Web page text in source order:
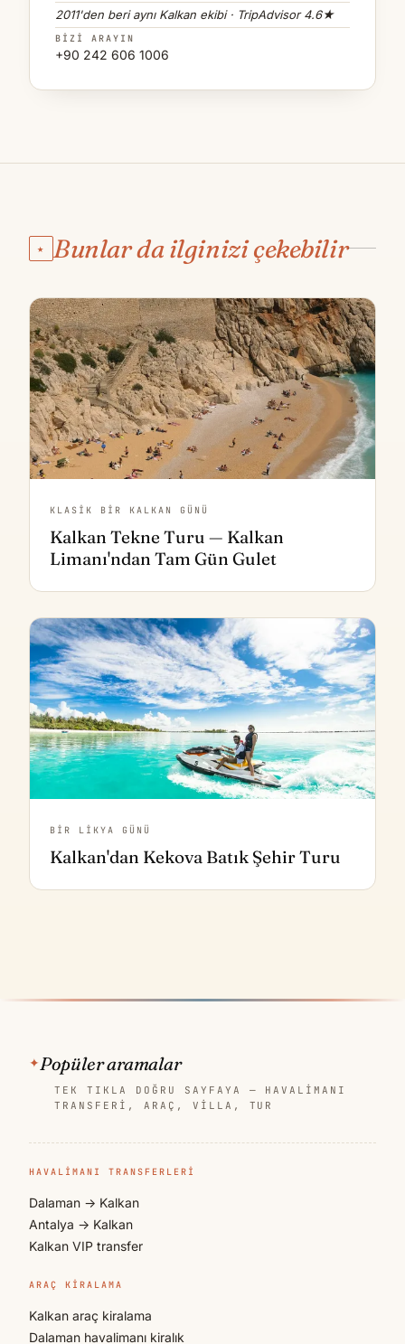
2011'den beri aynı Kalkan ekibi · TripAdvisor 4.6★
BIZI ARAYIN
+90 242 606 1006
★ Bunlar da ilginizi çekebilir
KLASIK BIR KALKAN GÜNÜ
Kalkan Tekne Turu — Kalkan
Limanı'ndan Tam Gün Gulet
BIR LIKYA GÜNÜ
Kalkan'dan Kekova Batık Şehir Turu
Popüler aramalar
TEK TIKLA DOĞRU SAYFAYA — HAVALIMANI
TRANSFERI, ARAÇ, VILLA, TUR
HAVALIMANI TRANSFERLERI
Dalaman → Kalkan
Antalya → Kalkan
Kalkan VIP transfer
ARAÇ KIRALAMA
Kalkan araç kiralama
Dalaman havalimanı kiralık